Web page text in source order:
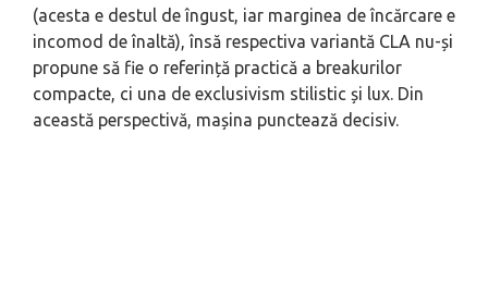
(acesta e destul de îngust, iar marginea de încărcare e
incomod de înaltă), însă respectiva variantă CLA nu-și
propune să fie o referință practică a breakurilor
compacte, ci una de exclusivism stilistic și lux. Din
această perspectivă, mașina punctează decisiv.